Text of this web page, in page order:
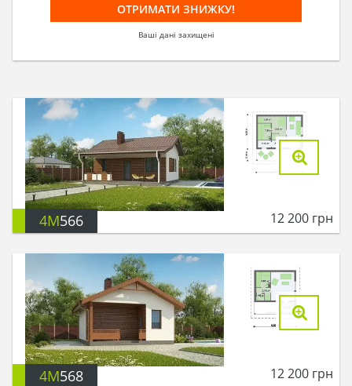
Ваші дані захищені
4M566 12 200 грн
4M568 12 200 грн